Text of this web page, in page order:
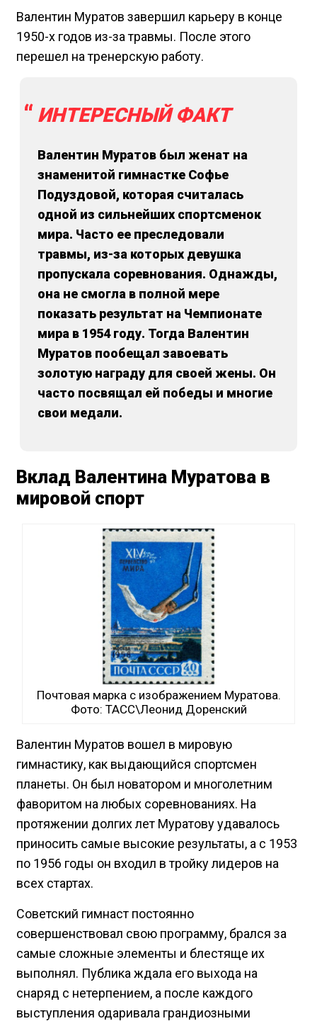
Валентин Муратов завершил карьеру в конце
1950-х годов из-за травмы. После этого
перешел на тренерскую работу.
ИНТЕРЕСНЫЙ ФАКТ
Валентин Муратов был женат на
знаменитой гимнастке Софье
Подуздовой, которая считалась
одной из сильнейших спортсменок
мира. Часто ее преследовали
травмы, из-за которых девушка
пропускала соревнования. Однажды,
она не смогла в полной мере
показать результат на Чемпионате
мира в 1954 году. Тогда Валентин
Муратов пообещал завоевать
золотую награду для своей жены. Он
часто посвящал ей победы и многие
свои медали.
Вклад Валентина Муратова в
мировой спорт
Почтовая марка с изображением Муратова.
Фото: ТАСС\Леонид Доренский
Валентин Муратов вошел в мировую
гимнастику, как выдающийся спортсмен
планеты. Он был новатором и многолетним
фаворитом на любых соревнованиях. На
протяжении долгих лет Муратову удавалось
приносить самые высокие результаты, а с 1953
по 1956 годы он входил в тройку лидеров на
всех стартах.
Советский гимнаст постоянно
совершенствовал свою программу, брался за
самые сложные элементы и блестяще их
выполнял. Публика ждала его выхода на
снаряд с нетерпением, а после каждого
выступления одаривала грандиозными